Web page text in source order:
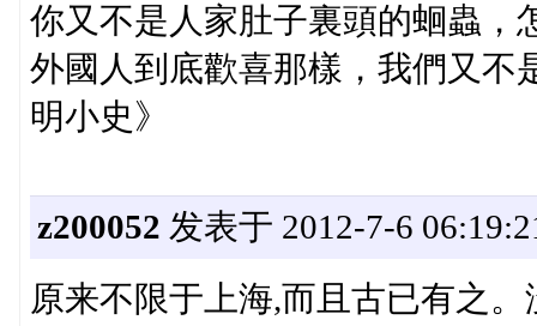
你又不是人家肚子裏頭的蛔蟲
外國人到底歡喜那樣，我們又
明小史》
z200052 发表于 2012-7-6
原来不限于上海,而且古已有之